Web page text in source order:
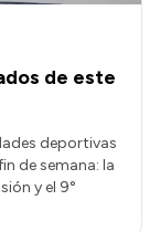
de este
deportivas
de semana: la
y el 9°